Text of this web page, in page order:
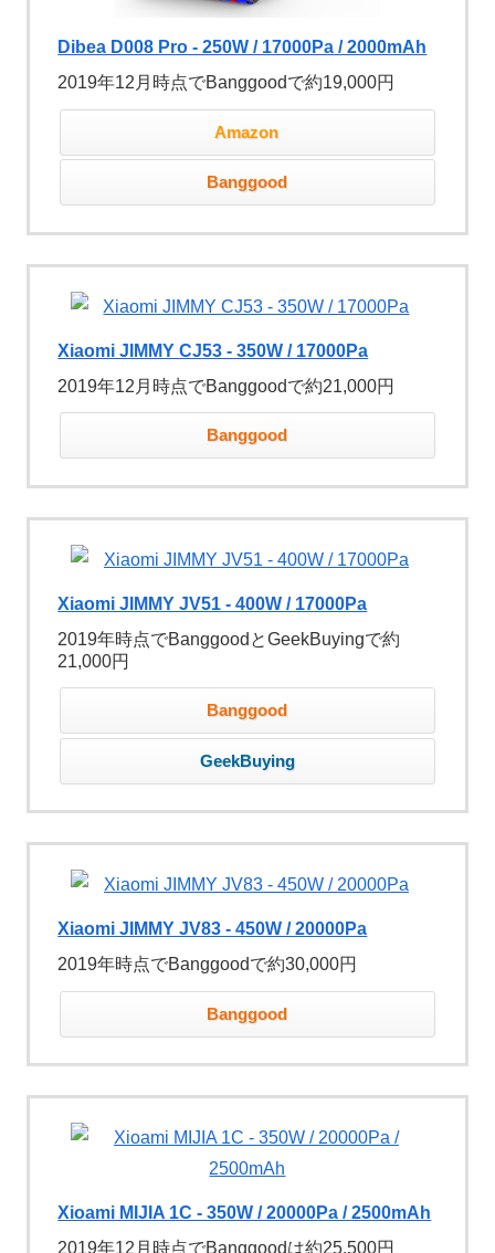
Dibea D008 Pro - 250W / 17000Pa / 2000mAh
2019年12月時点でBanggoodで約19,000円
Amazon
Banggood
Xiaomi JIMMY CJ53 - 350W / 17000Pa
2019年12月時点でBanggoodで約21,000円
Banggood
Xiaomi JIMMY JV51 - 400W / 17000Pa
2019年時点でBanggoodとGeekBuyingで約
21,000円
Banggood
GeekBuying
Xiaomi JIMMY JV83 - 450W / 20000Pa
2019年時点でBanggoodで約30,000円
Banggood
Xioami MIJIA 1C - 350W / 20000Pa / 2500mAh
2019年12月時点でBanggoodは約25,500円、